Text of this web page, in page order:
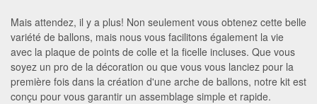
Mais attendez, il y a plus! Non seulement vous obtenez cette belle
variété de ballons, mais nous vous facilitons également la vie
avec la plaque de points de colle et la ficelle incluses. Que vous
soyez un pro de la décoration ou que vous vous lanciez pour la
première fois dans la création d'une arche de ballons, notre kit est
conçu pour vous garantir un assemblage simple et rapide.